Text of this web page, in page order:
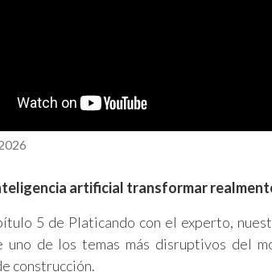
artificial transformar
5 de Platicando con el experto,
uno de los temas más disruptivos del
construcción.